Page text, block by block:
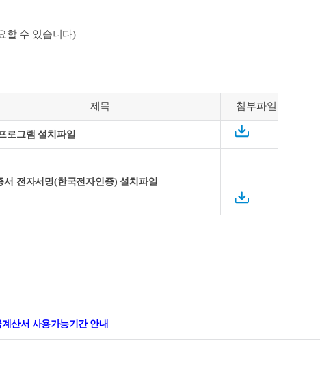
할 수 있습니다)
제목 첨부파일
로그램 설치파일
서 전자서명(한국전자인증) 설치파일
계산서 사용가능기간 안내